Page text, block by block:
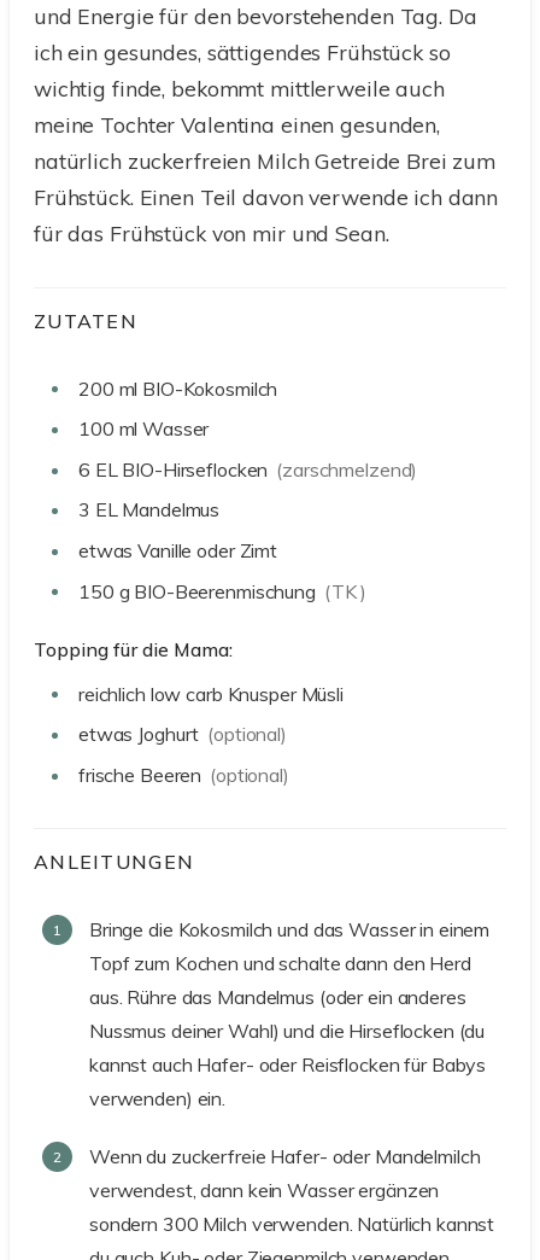
und Energie für den bevorstehenden Tag. Da
ich ein gesundes, sättigendes Frühstück so
wichtig finde, bekommt mittlerweile auch
meine Tochter Valentina einen gesunden,
natürlich zuckerfreien Milch Getreide Brei zum
Frühstück. Einen Teil davon verwende ich dann
für das Frühstück von mir und Sean.
ZUTATEN
200 ml BIO-Kokosmilch
100 ml Wasser
6 EL BIO-Hirseflocken (zarschmelzend)
3 EL Mandelmus
etwasVanille oder Zimt
150 g BIO-Beerenmischung (TK )
Topping für die Mama:
reichlich low carb Knusper Müsli
etwas Joghurt (optional)
frische Beeren (optional)
ANLEITUNGEN
Bringe die Kokosmilch und das Wasser in einem
Topf zum Kochen und schalte dann den Herd
aus. Rühre das Mandelmus (oder ein anderes
Nussmus deiner Wahl) und die Hirseflocken (du
kannst auch Hafer- oder Reisflocken für Babys
verwenden) ein.
Wenn du zuckerfreie Hafer- oder Mandelmilch
verwendest, dann kein Wasser ergänzen
sondern 300 Milch verwenden. Natürlich kannst